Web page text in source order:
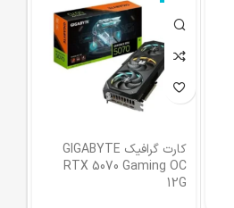
کارت گرافیک GIGABYTE
RTX 5070 Gaming OC
12G